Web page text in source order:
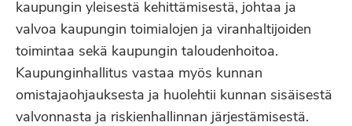
kaupungin yleisestä kehittämisestä, johtaa ja
valvoa kaupungin toimialojen ja viranhaltijoiden
toimintaa sekä kaupungin taloudenhoitoa.
Kaupunginhallitus vastaa myös kunnan
omistajaohjauksesta ja huolehtii kunnan sisäisestä
valvonnasta ja riskienhallinnan järjestämisestä.